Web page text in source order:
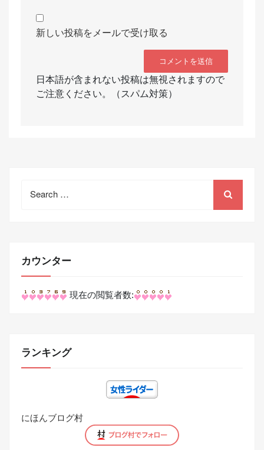
新しい投稿をメールで受け取る
日本語が含まれない投稿は無視されますので
ご注意ください。（スパム対策）
for:
カウンター
現在の閲覧者数:
ランキング
にほんブログ村